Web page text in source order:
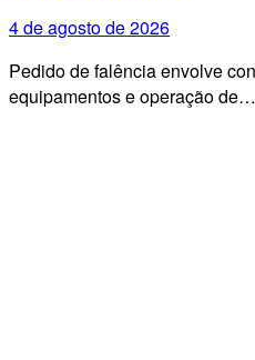
4 de agosto de 2026
Pedido de falência envolve
equipamentos e operação de…